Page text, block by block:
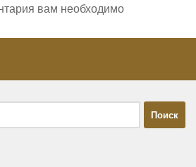
вам необходимо